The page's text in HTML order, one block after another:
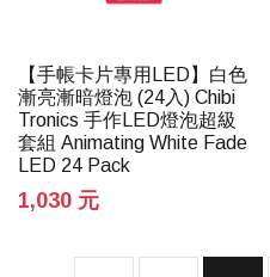
【手帳卡片專用LED】白色
漸亮漸暗燈泡 (24入) Chibi
Tronics 手作LED燈泡超級
套組 Animating White Fade
LED 24 Pack
1,030 元